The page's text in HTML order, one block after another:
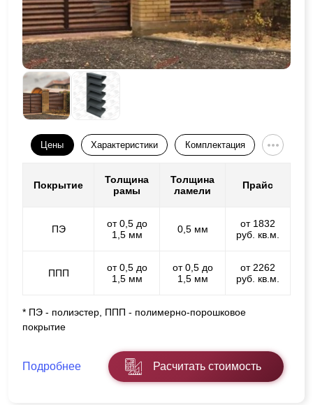
Цены Характеристики Комплектация
Покрытие
Толщина
рамы
Толщина
ламели
Прайс
ПЭ
от 0,5 до
1,5 мм
0,5 мм
от 1832
руб. кв.м.
ППП
от 0,5 до
1,5 мм
от 0,5 до
1,5 мм
от 2262
руб. кв.м.
* ПЭ - полиэстер, ППП - полимерно-порошковое
покрытие
Подробнее Расчитать стоимость